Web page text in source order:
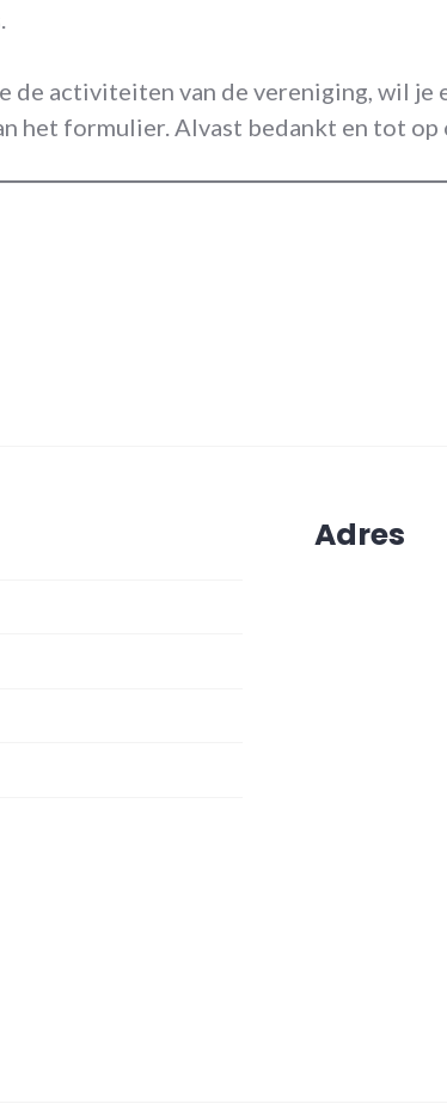
de activiteiten van de vereniging, wil je
het formulier. Alvast bedankt en tot op
Adres